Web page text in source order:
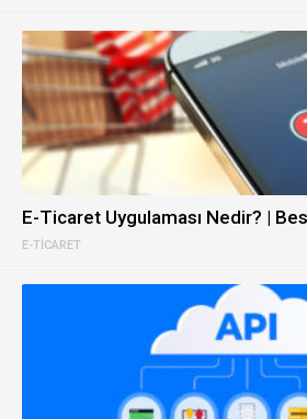
E-TICARET
E-Ticaret Uygulaması Nedir? |